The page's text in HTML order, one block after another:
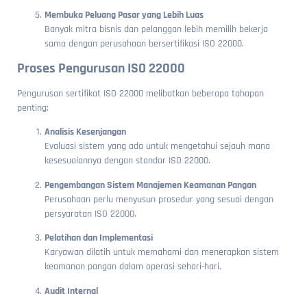
Membuka Peluang Pasar yang Lebih Luas
Banyak mitra bisnis dan pelanggan lebih memilih bekerja
sama dengan perusahaan bersertifikasi ISO 22000.
Proses Pengurusan ISO 22000
Pengurusan sertifikat ISO 22000 melibatkan beberapa tahapan
penting:
Analisis Kesenjangan
Evaluasi sistem yang ada untuk mengetahui sejauh mana
kesesuaiannya dengan standar ISO 22000.
Pengembangan Sistem Manajemen Keamanan Pangan
Perusahaan perlu menyusun prosedur yang sesuai dengan
persyaratan ISO 22000.
Pelatihan dan Implementasi
Karyawan dilatih untuk memahami dan menerapkan sistem
keamanan pangan dalam operasi sehari-hari.
Audit Internal